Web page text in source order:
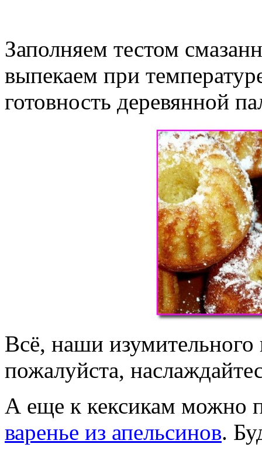
Заполняем тестом
выпекаем при
готовность деревянной
Всё, наши изумительного
пожалуйста,
А еще к кексикам можно
варенье из апельсинов.